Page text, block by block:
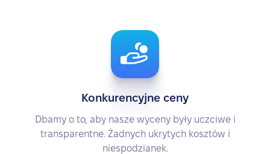
Konkurencyjne ceny
Dbamy o to, aby nasze wyceny były uczciwe i
transparentne. Żadnych ukrytych kosztów i
niespodzianek.